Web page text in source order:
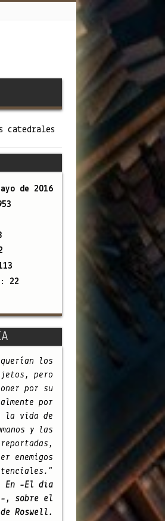
catedrales
de 2016
22
querían los
pero
por su
por
la vida de
y las
enemigos
-El día
, sobre el
Roswell.